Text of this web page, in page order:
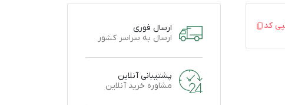
کد
ارسال فوری
ارسال به سراسر کشور
پشتیبانی آنلاین
مشاوره خرید آنلاین